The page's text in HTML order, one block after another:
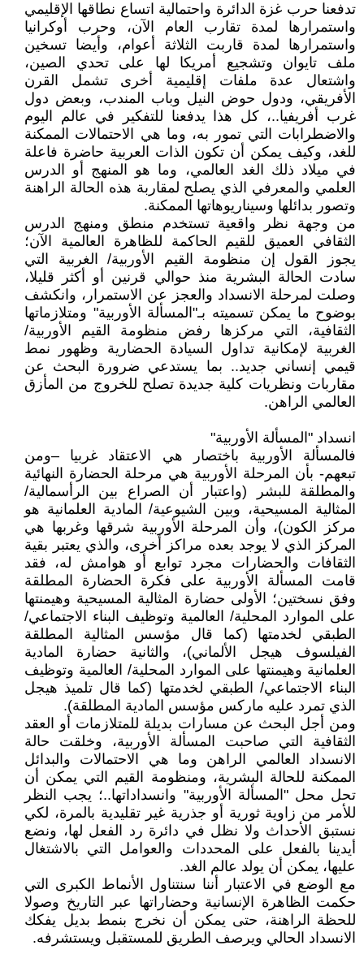
تدفعنا حرب غزة الدائرة واحتمالية اتساع نطاقها الإقليمي
واستمرارها لمدة تقارب العام الآن، وحرب أوكرانيا
واستمرارها لمدة قاربت الثلاثة أعوام، وأيضا تسخين
ملف تايوان وتشجيع أمريكا لها على تحدي الصين،
واشتعال عدة ملفات إقليمية أخرى تشمل القرن
الأفريقي، ودول حوض النيل وباب المندب، وبعض دول
غرب أفريفيا..، كل هذا يدفعنا للتفكير في عالم اليوم
والاضطرابات التي تمور به، وما هي الاحتمالات الممكنة
للغد، وكيف يمكن أن تكون الذات العربية حاضرة فاعلة
في ميلاد ذلك الغد العالمي، وما هو المنهج أو الدرس
العلمي والمعرفي الذي يصلح لمقاربة هذه الحالة الراهنة
وتصور بدائلها وسيناريوهاتها الممكنة.
من وجهة نظر واقعية تستخدم منطق ومنهج الدرس
الثقافي العميق للقيم الحاكمة للظاهرة العالمية الآن؛
يجوز القول إن منظومة القيم الأوربية/ الغربية التي
سادت الحالة البشرية منذ حوالي قرنين أو أكثر قليلا،
وصلت لمرحلة الانسداد والعجز عن الاستمرار، وانكشف
بوضوح ما يمكن تسميته بـ"المسألة الأوربية" ومتلازماتها
الثقافية، التي مركزها رفض منظومة القيم الأوربية/
الغربية لإمكانية تداول السيادة الحضارية وظهور نمط
قيمي إنساني جديد.. بما يستدعي ضرورة البحث عن
مقاربات ونظريات كلية جديدة تصلح للخروج من المأزق
العالمي الراهن.
انسداد "المسألة الأوربية"
فالمسألة الأوربية باختصار هي الاعتقاد غربيا –ومن
تبعهم- بأن المرحلة الأوربية هي مرحلة الحضارة النهائية
والمطلقة للبشر (واعتبار أن الصراع بين الرأسمالية/
المثالية المسيحية، وبين الشيوعية/ المادية العلمانية هو
مركز الكون)، وأن المرحلة الأوربية شرقها وغربها هي
المركز الذي لا يوجد بعده مراكز أخرى، والذي يعتبر بقية
الثقافات والحضارات مجرد توابع أو هوامش له، فقد
قامت المسألة الأوربية على فكرة الحضارة المطلقة
وفق نسختين؛ الأولى حضارة المثالية المسيحية وهيمنتها
على الموارد المحلية/ العالمية وتوظيف البناء الاجتماعي/
الطبقي لخدمتها (كما قال مؤسس المثالية المطلقة
الفيلسوف هيجل الألماني)، والثانية حضارة المادية
العلمانية وهيمنتها على الموارد المحلية/ العالمية وتوظيف
البناء الاجتماعي/ الطبقي لخدمتها (كما قال تلميذ هيجل
الذي تمرد عليه ماركس مؤسس المادية المطلقة).
ومن أجل البحث عن مسارات بديلة للمتلازمات أو العقد
الثقافية التي صاحبت المسألة الأوربية، وخلقت حالة
الانسداد العالمي الراهن وما هي الاحتمالات والبدائل
الممكنة للحالة البشرية، ومنظومة القيم التي يمكن أن
تحل محل "المسألة الأوربية" وانسداداتها..؛ يجب النظر
للأمر من زاوية ثورية أو جذرية غير تقليدية بالمرة، لكي
نستبق الأحداث ولا نظل في دائرة رد الفعل لها، ونضع
أيدينا بالفعل على المحددات والعوامل التي بالاشتغال
عليها، يمكن أن يولد عالم الغد.
مع الوضع في الاعتبار أننا سنتناول الأنماط الكبرى التي
حكمت الظاهرة الإنسانية وحضاراتها عبر التاريخ وصولا
للحظة الراهنة، حتى يمكن أن نخرج بنمط بديل يفكك
الانسداد الحالي ويرصف الطريق للمستقبل ويستشرفه.